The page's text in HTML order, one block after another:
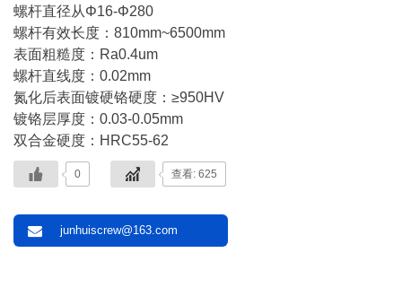
螺杆直径从Φ16-Φ280
螺杆有效长度：810mm~6500mm
表面粗糙度：Ra0.4um
螺杆直线度：0.02mm
氮化后表面镀硬铬硬度：≥950HV
镀铬层厚度：0.03-0.05mm
双合金硬度：HRC55-62
0 查看: 625
junhuiscrew@163.com